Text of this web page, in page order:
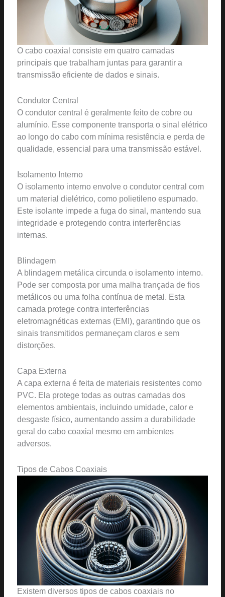
O cabo coaxial consiste em quatro camadas
principais que trabalham juntas para garantir a
transmissão eficiente de dados e sinais.
Condutor Central
O condutor central é geralmente feito de cobre ou
alumínio. Esse componente transporta o sinal elétrico
ao longo do cabo com mínima resistência e perda de
qualidade, essencial para uma transmissão estável.
Isolamento Interno
O isolamento interno envolve o condutor central com
um material dielétrico, como polietileno espumado.
Este isolante impede a fuga do sinal, mantendo sua
integridade e protegendo contra interferências
internas.
Blindagem
A blindagem metálica circunda o isolamento interno.
Pode ser composta por uma malha trançada de fios
metálicos ou uma folha contínua de metal. Esta
camada protege contra interferências
eletromagnéticas externas (EMI), garantindo que os
sinais transmitidos permaneçam claros e sem
distorções.
Capa Externa
A capa externa é feita de materiais resistentes como
PVC. Ela protege todas as outras camadas dos
elementos ambientais, incluindo umidade, calor e
desgaste físico, aumentando assim a durabilidade
geral do cabo coaxial mesmo em ambientes
adversos.
Tipos de Cabos Coaxiais
Existem diversos tipos de cabos coaxiais no